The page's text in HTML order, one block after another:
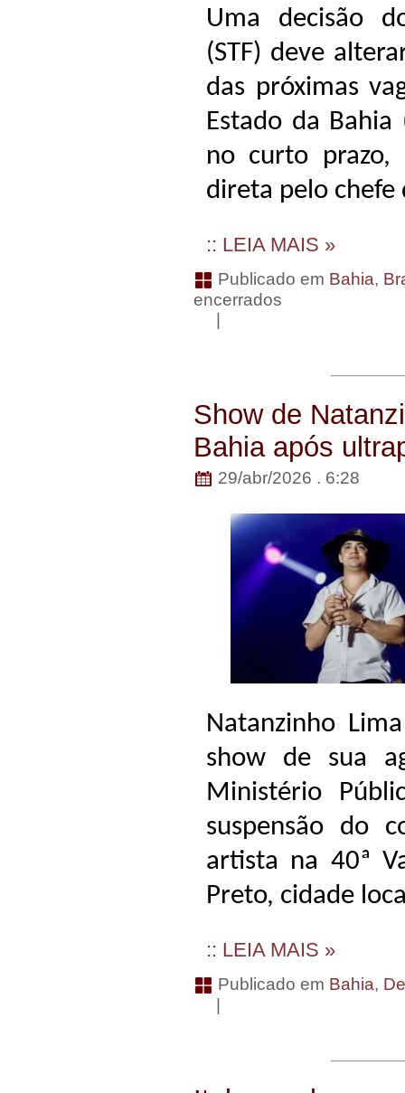
Uma decisão
(STF) deve
das próximas
Estado da Bahia
no curto prazo,
direta pelo chefe
:: LEIA MAIS »
Publicado em Bahia,
encerrados
|
Show de
Bahia após
29/abr/2026 . 6:28
Natanzinho
show de sua
Ministério
suspensão do
artista na 40ª
Preto, cidade
:: LEIA MAIS »
Publicado em Bahia,